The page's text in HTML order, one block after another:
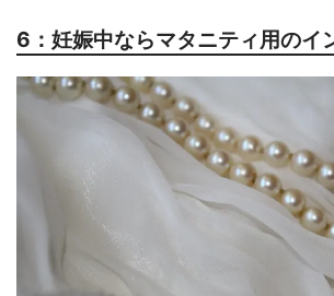
6：妊娠中ならマタニティ用のイ